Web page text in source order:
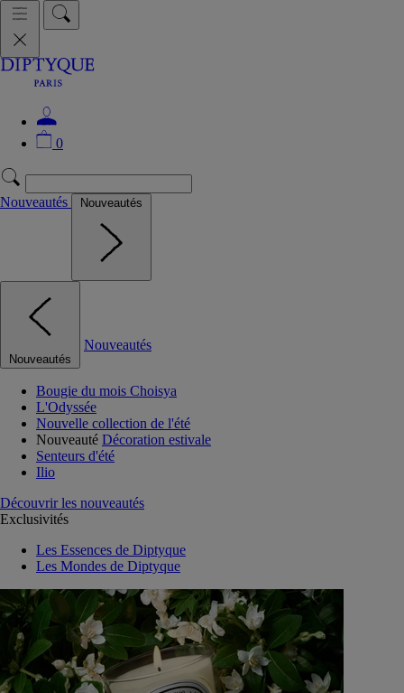
0
Nouveautés Nouveautés
Nouveautés
Nouveautés
Bougie du mois Choisya
L'Odyssée
Nouvelle collection de l'été
Nouveauté Décoration estivale
Senteurs d'été
Ilio
Découvrir les nouveautés
Exclusivités
Les Essences de Diptyque
Les Mondes de Diptyque